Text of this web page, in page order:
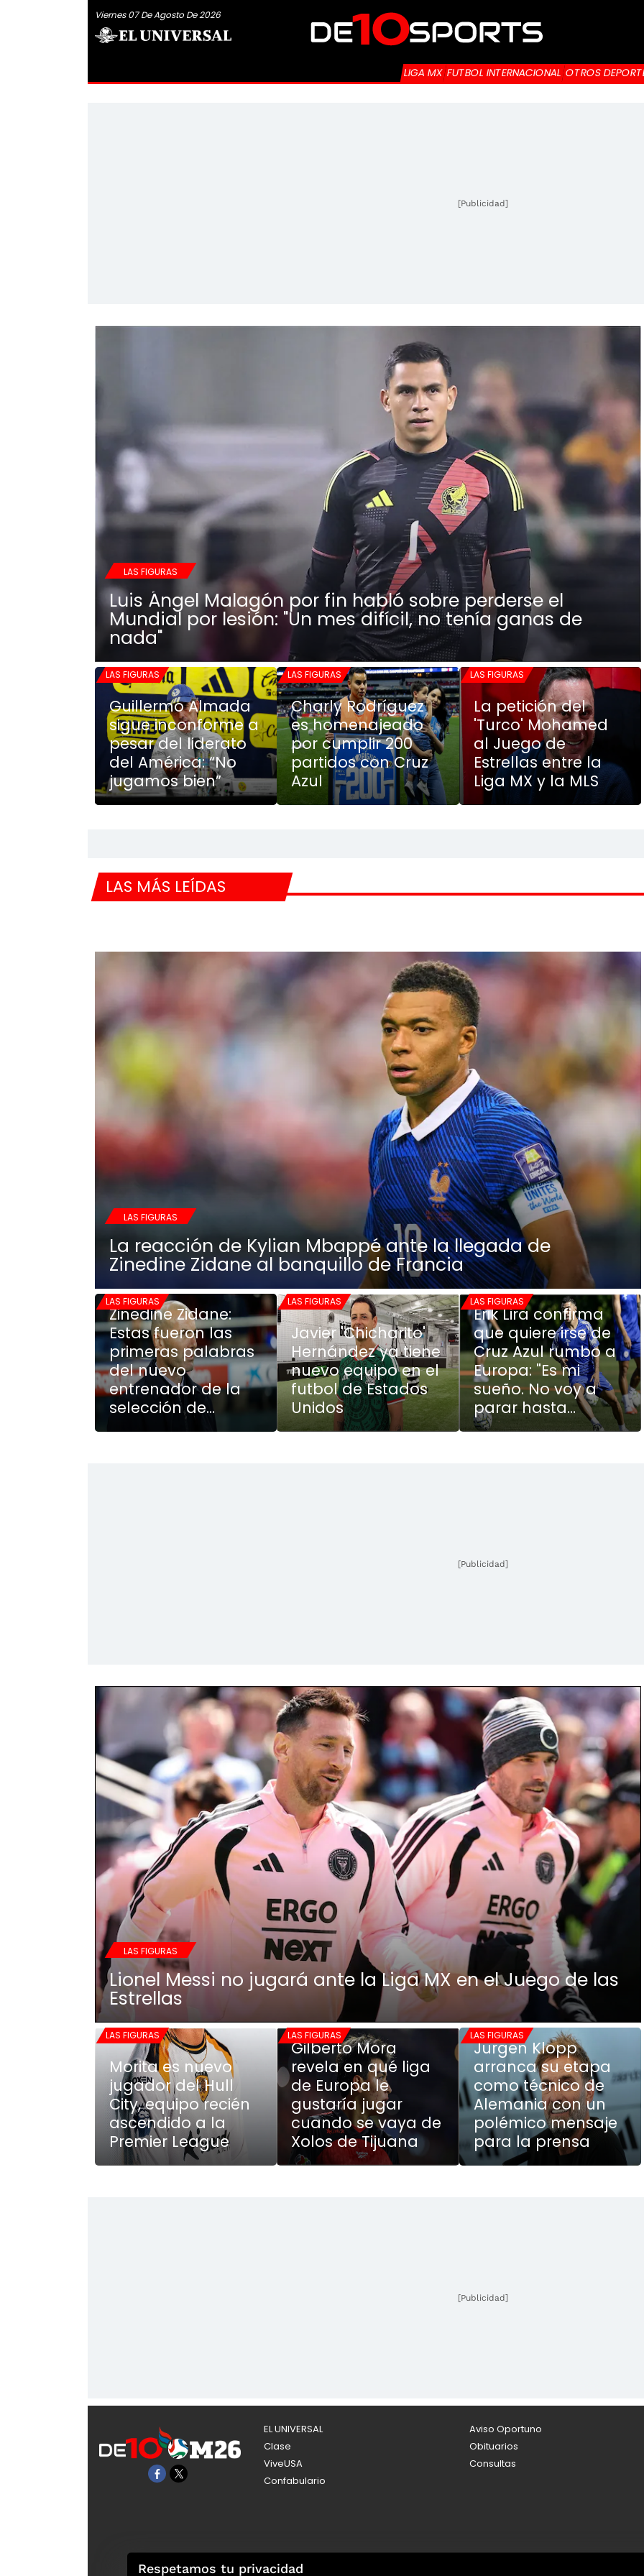
Viernes 07 De Agosto De 2026
LIGA MX FUTBOL INTERNACIONAL OTROS
[Publicidad]
LAS FIGURAS
Luis Ángel Malagón por fin habló sobre perderse el
Mundial por lesión: "Un mes difícil, no tenía ganas de
nada"
LAS FIGURAS
Guillermo Almada
sigue inconforme a
pesar del liderato
del América: “No
jugamos bien”
LAS FIGURAS
Charly Rodríguez
es homenajeado
por cumplir 200
partidos con Cruz
Azul
LAS FIGURAS
La petición del
'Turco' Mohamed
al Juego de
Estrellas entre la
Liga MX y la MLS
LAS MÁS LEÍDAS
LAS FIGURAS
La reacción de Kylian Mbappé ante la llegada de
Zinedine Zidane al banquillo de Francia
LAS FIGURAS
Zinedine Zidane:
Estas fueron las
primeras palabras
del nuevo
entrenador de la
selección de
Francia
LAS FIGURAS
Javier 'Chicharito'
Hernández ya tiene
nuevo equipo en el
futbol de Estados
Unidos
LAS FIGURAS
Erik Lira confirma
que quiere irse de
Cruz Azul rumbo a
Europa: "Es mi
sueño. No voy a
parar hasta
conseguirlo"
[Publicidad]
LAS FIGURAS
Lionel Messi no jugará ante la Liga MX en el Juego de las
Estrellas
LAS FIGURAS
Morita es nuevo
jugador del Hull
City, equipo recién
ascendido a la
Premier League
LAS FIGURAS
Gilberto Mora
revela en qué liga
de Europa le
gustaría jugar
cuando se vaya de
Xolos de Tijuana
LAS FIGURAS
Jurgen Klopp
arranca su etapa
como técnico de
Alemania con un
polémico mensaje
para la prensa
[Publicidad]
EL UNIVERSAL
Clase
ViveUSA
Confabulario
Aviso Oportuno
Obituarios
Consultas
Respetamos tu privacidad